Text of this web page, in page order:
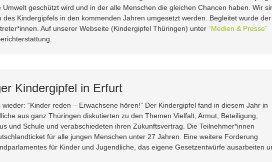
geschützt wird und in der alle Menschen die gleichen Chancen haben. Wir
Kindergipfels in den kommenden Jahren umgesetzt werden. Begleitet wurde der
Auf unserer Webseite (Kindergipfel Thüringen) unter “Medien & Presse”
Kindergipfel in Erfurt
“Kinder reden – Erwachsene hören!” Der Kindergipfel fand in diesem Jahr in
aus ganz Thüringen diskutierten zu den Themen Vielfalt, Armut, Beteiligung,
und Schule und verabschiedeten ihren Zukunftsvertrag. Die Teilnehmer*innen
für alle jungen Menschen unter 27 Jahren. Eine weitere Forderung
für Kinder und Jugendliche, das eigene Gesetzentwürfe ausarbeiten